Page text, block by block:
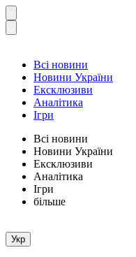
Всі новини
Новини України
Ексклюзиви
Аналітика
Ігри
Всі новини
Новини України
Ексклюзиви
Аналітика
Ігри
більше
Укр